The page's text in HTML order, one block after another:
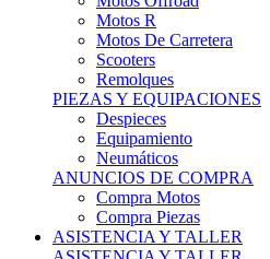
Motos R
Motos De Carretera
Scooters
Remolques
PIEZAS Y EQUIPACIONES
Despieces
Equipamiento
Neumáticos
ANUNCIOS DE COMPRA
Compra Motos
Compra Piezas
ASISTENCIA Y TALLER